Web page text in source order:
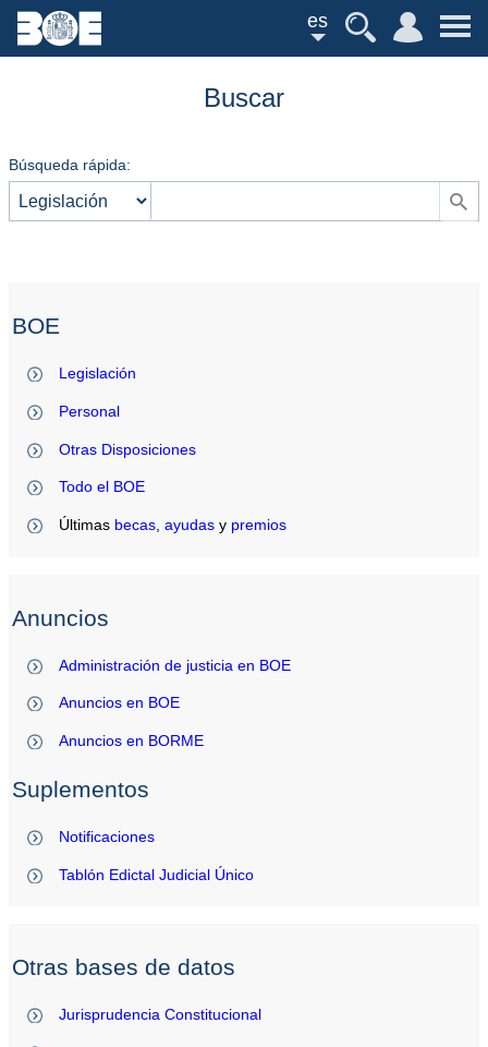
es
Buscar
Búsqueda rápida:
BOE
Legislación
Personal
Otras Disposiciones
Todo el BOE
Últimas becas ,ayudas y premios
Anuncios
Administración de justicia en BOE
Anuncios en BOE
Anuncios en BORME
Suplementos
Notificaciones
Tablón Edictal Judicial Único
Otras bases de datos
Jurisprudencia Constitucional